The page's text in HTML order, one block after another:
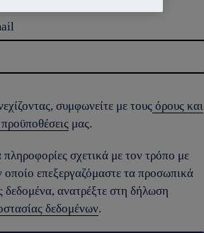
συμφωνείτε με τουςόρους και
προϋποθέσειςμας.
πληροφορίες σχετικά με τον τρόπο με
οποίο επεξεργαζόμαστε τα προσωπικά
δεδομένα, ανατρέξτε στη δήλωση
δεδομένων.